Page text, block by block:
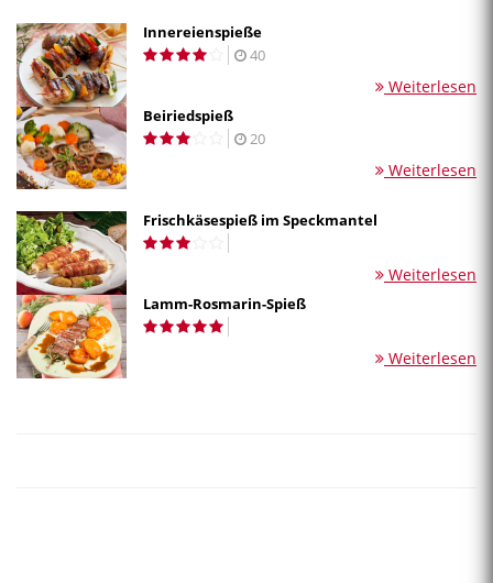
Innereienspieße
40
Weiterlesen
Beiriedspieß
20
Weiterlesen
Frischkäsespieß im Speckmantel
Weiterlesen
Lamm-Rosmarin-Spieß
Weiterlesen